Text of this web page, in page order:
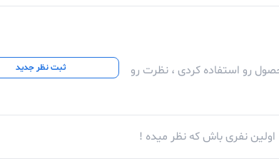
رو استفاده کردی ، نظرت رو
ثبت نظر جدید
نفری باش که نظر میده !